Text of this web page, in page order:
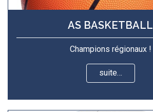
AS BASKETBALL
Champions régionaux !
suite…